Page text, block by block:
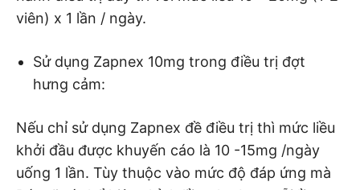
viên) x 1 lần / ngày.
Sử dụng Zapnex 10mg trong điều trị đợt
hưng cảm:
Nếu chỉ sử dụng Zapnex đề điều trị thì mức liều
khởi đầu được khuyến cáo là 10 -15mg /ngày
uống 1 lần. Tùy thuộc vào mức độ đáp ứng mà